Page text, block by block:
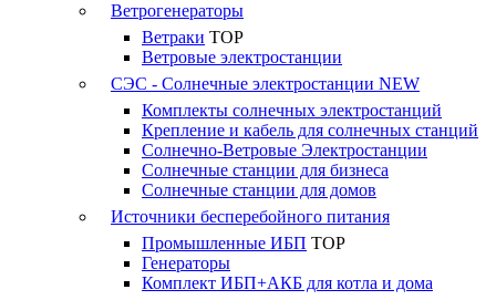
Ветрогенераторы
Ветраки TOP
Ветровые электростанции
СЭС - Солнечные электростанции NEW
Комплекты солнечных электростанций
Крепление и кабель для солнечных станций
Солнечно-Ветровые Электростанции
Солнечные станции для бизнеса
Солнечные станции для домов
Источники бесперебойного питания
Промышленные ИБП TOP
Генераторы
Комплект ИБП+АКБ для котла и дома